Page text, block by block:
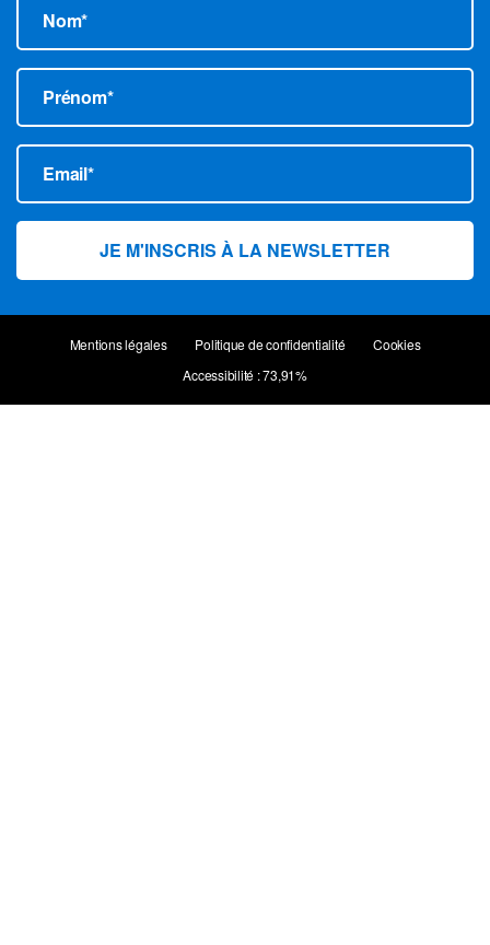
Nom*
Prénom*
Email*
Mentions légales Politique de confidentialité
Cookies
Accessibilité : 73,91%